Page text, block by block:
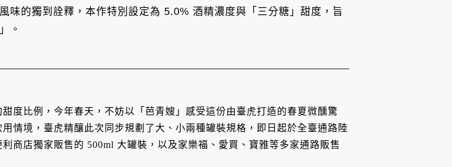
味的獨到詮釋，本作特別設定為 5.0% 酒精濃度與「三分糖」甜度，旨
。
度比例，今年春天，不妨以「芭青嫂」感受這份由臺虎打造的春夏微醺驚
情境，臺虎精釀此次同步規劃了大、小兩種罐裝規格，即日起於全臺通路陸
商店獨家販售的 500ml 大罐裝，以及家樂福、愛買、寶雅等多家通路販售